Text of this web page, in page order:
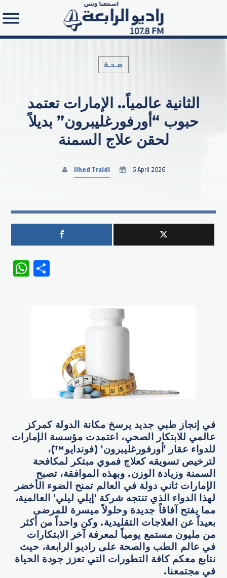
Search in the website:
صـحـة
الثانية عالمياً.. الإمارات تعتمد
حبوب “أورفورغليبرون” بديلاً
لحقن علاج السمنة
Jihed Traidi 6 April 2026
WhatsApp
في إنجاز طبي جديد يرسخ مكانة الدولة كمركز
عالمي للابتكار الصحي، اعتمدت مؤسسة الإمارات
للدواء عقار 'أورفورغليبرون' (فوندايو™)،
لترخيص تسويقه كعلاج فموي مبتكر لمكافحة
السمنة وزيادة الوزن. وبهذه الموافقة، تصبح
الإمارات ثاني دولة في العالم تمنح الضوء الأخضر
لهذا الدواء الذي تنتجه شركة 'إيلي ليلي' العالمية،
مما يفتح آفاقاً جديدة وحلولاً ميسرة للمرضى
بعيداً عن العلاجات التقليدية. وكن واحداً من أكثر
من مليون مستمع يومياً لمعرفة آخر الابتكارات
في عالم الطب والصحة على راديو الرابعة، حيث
نتابع معكم كافة التطورات التي تعزز جودة الحياة
في مجتمعنا.